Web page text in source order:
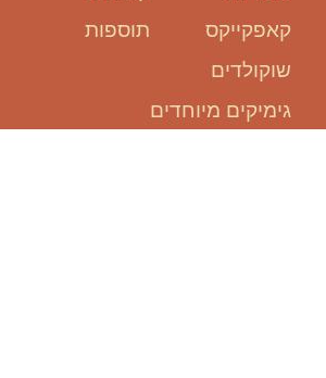
קאפקייקס
שוקולדים
גימיקים מיוחדים
תוספות